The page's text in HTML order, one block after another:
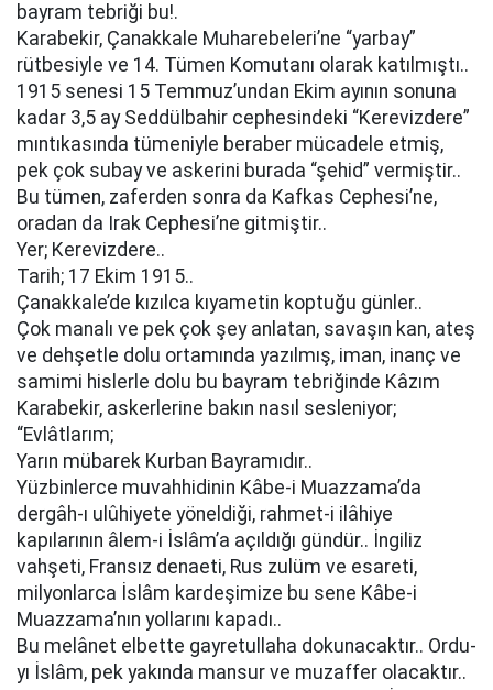
bayram tebriği bu!.
Karabekir, Çanakkale Muharebeleri’ne “yarbay”
rütbesiyle ve 14. Tümen Komutanı olarak katılmıştı..
1915 senesi 15 Temmuz’undan Ekim ayının sonuna
kadar 3,5 ay Seddülbahir cephesindeki “Kerevizdere”
mıntıkasında tümeniyle beraber mücadele etmiş,
pek çok subay ve askerini burada “şehid” vermiştir..
Bu tümen, zaferden sonra da Kafkas Cephesi’ne,
oradan da Irak Cephesi’ne gitmiştir..
Yer; Kerevizdere..
Tarih; 17 Ekim 1915..
Çanakkale’de kızılca kıyametin koptuğu günler..
Çok manalı ve pek çok şey anlatan, savaşın kan, ateş
ve dehşetle dolu ortamında yazılmış, iman, inanç ve
samimi hislerle dolu bu bayram tebriğinde Kâzım
Karabekir, askerlerine bakın nasıl sesleniyor;
“Evlâtlarım;
Yarın mübarek Kurban Bayramıdır..
Yüzbinlerce muvahhidinin Kâbe-i Muazzama’da
dergâh-ı ulûhiyete yöneldiği, rahmet-i ilâhiye
kapılarının âlem-i İslâm’a açıldığı gündür.. İngiliz
vahşeti, Fransız denaeti, Rus zulüm ve esareti,
milyonlarca İslâm kardeşimize bu sene Kâbe-i
Muazzama’nın yollarını kapadı..
Bu melânet elbette gayretullaha dokunacaktır.. Ordu-
yı İslâm, pek yakında mansur ve muzaffer olacaktır..